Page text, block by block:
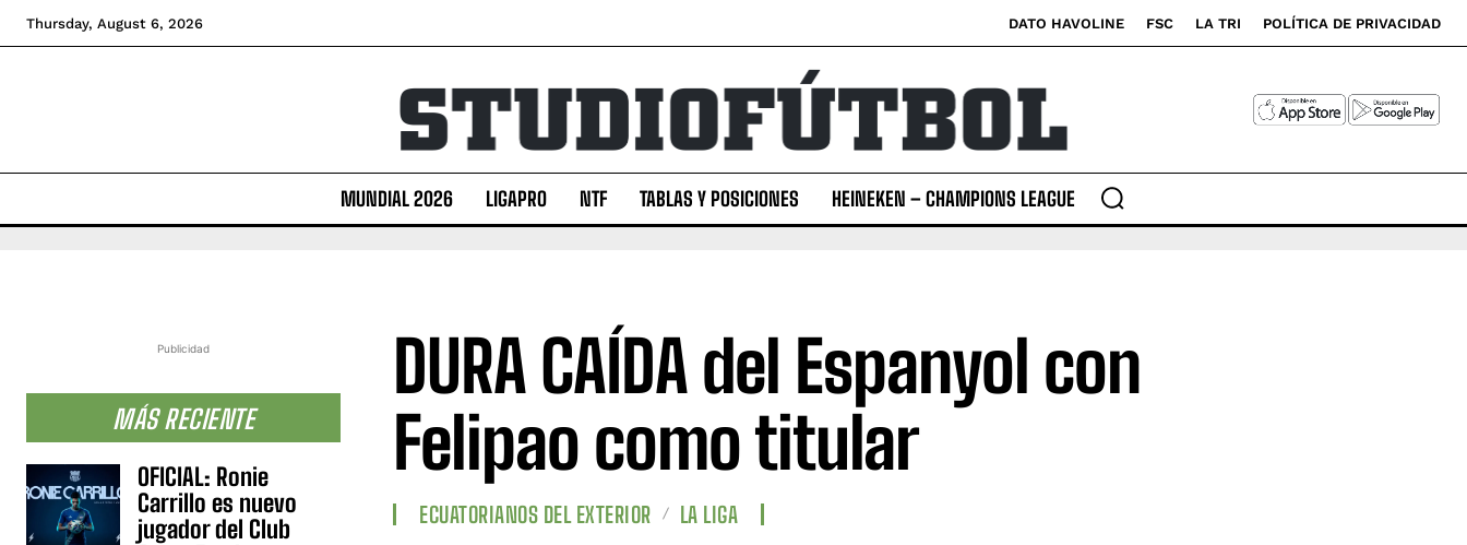
Thursday, August 6, 2026 DATO HAVOLINE FSC LA TRI POLÍTICA DE PRIVACIDAD
MUNDIAL 2026 LIGAPRO NTF TABLAS Y POSICIONES HEINEKEN – CHAMPIONS LEAGUE
Publicidad
MÁS RECIENTE
OFICIAL: Ronie
Carrillo es nuevo
jugador del Club
DURA CAÍDA del Espanyol con
Felipao como titular
ECUATORIANOS DEL EXTERIOR LA LIGA